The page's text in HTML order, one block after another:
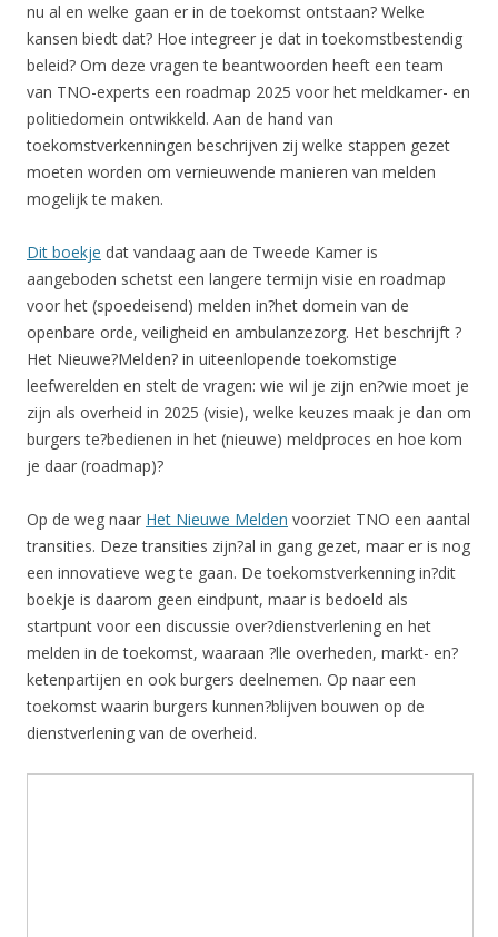
nu al en welke gaan er in de toekomst ontstaan? Welke
kansen biedt dat? Hoe integreer je dat in toekomstbestendig
beleid? Om deze vragen te beantwoorden heeft een team
van TNO-experts een roadmap 2025 voor het meldkamer- en
politiedomein ontwikkeld. Aan de hand van
toekomstverkenningen beschrijven zij welke stappen gezet
moeten worden om vernieuwende manieren van melden
mogelijk te maken.
Dit boekje dat vandaag aan de Tweede Kamer is
aangeboden schetst een langere termijn visie en roadmap
voor het (spoedeisend) melden in?het domein van de
openbare orde, veiligheid en ambulanzezorg. Het beschrijft ?
Het Nieuwe?Melden? in uiteenlopende toekomstige
leefwerelden en stelt de vragen: wie wil je zijn en?wie moet je
zijn als overheid in 2025 (visie), welke keuzes maak je dan om
burgers te?bedienen in het (nieuwe) meldproces en hoe kom
je daar (roadmap)?
Op de weg naar Het Nieuwe Melden voorziet TNO een aantal
transities. Deze transities zijn?al in gang gezet, maar er is nog
een innovatieve weg te gaan. De toekomstverkenning in?dit
boekje is daarom geen eindpunt, maar is bedoeld als
startpunt voor een discussie over?dienstverlening en het
melden in de toekomst, waaraan ?lle overheden, markt- en?
ketenpartijen en ook burgers deelnemen. Op naar een
toekomst waarin burgers kunnen?blijven bouwen op de
dienstverlening van de overheid.